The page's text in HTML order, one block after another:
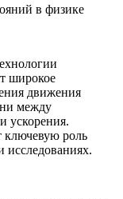
в физике
широкое
движения
между
ускорения.
ключевую роль
исследованиях.